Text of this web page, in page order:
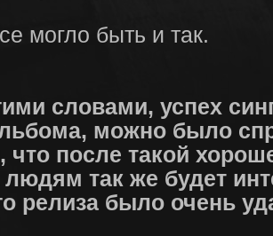
могло быть и так.
словами, успех
можно было
что после такой
так же будет
релиза было очень